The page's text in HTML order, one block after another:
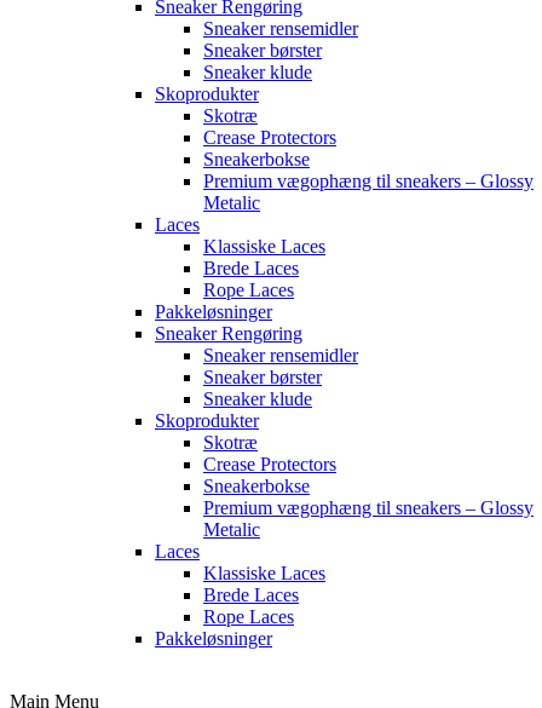
Sneaker Rengøring
Sneaker rensemidler
Sneaker børster
Sneaker klude
Skoprodukter
Skotræ
Crease Protectors
Sneakerbokse
Premium vægophæng til sneakers – Glossy
Metalic
Laces
Klassiske Laces
Brede Laces
Rope Laces
Pakkeløsninger
Sneaker Rengøring
Sneaker rensemidler
Sneaker børster
Sneaker klude
Skoprodukter
Skotræ
Crease Protectors
Sneakerbokse
Premium vægophæng til sneakers – Glossy
Metalic
Laces
Klassiske Laces
Brede Laces
Rope Laces
Pakkeløsninger
Main Menu